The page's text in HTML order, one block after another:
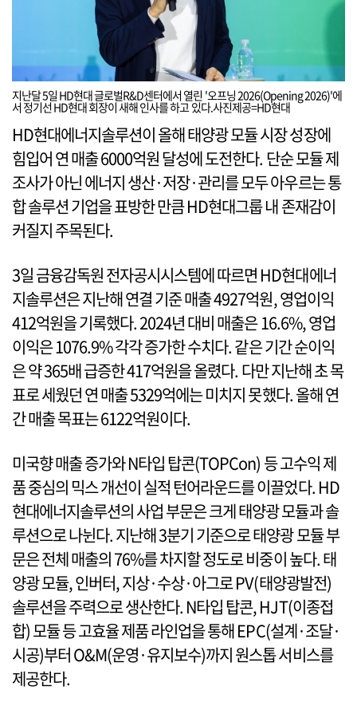
지난달 5일 HD현대 글로벌R&D센터에서 열린 '오프닝 2026(Opening 2026)'에
서 정기선 HD현대 회장이 새해 인사를 하고 있다.사진제공=HD현대
HD현대에너지솔루션이 올해 태양광 모듈 시장 성장에
힘입어 연 매출 6000억원 달성에 도전한다. 단순 모듈 제
조사가 아닌 에너지 생산·저장·관리를 모두 아우르는 통
합 솔루션 기업을 표방한 만큼 HD현대그룹 내 존재감이
커질지 주목된다.
3일 금융감독원 전자공시시스템에 따르면 HD현대에너
지솔루션은 지난해 연결 기준 매출 4927억원, 영업이익
412억원을 기록했다. 2024년 대비 매출은 16.6%, 영업
이익은 1076.9% 각각 증가한 수치다. 같은 기간 순이익
은 약 365배 급증한 417억원을 올렸다. 다만 지난해 초 목
표로 세웠던 연 매출 5329억에는 미치지 못했다. 올해 연
간 매출 목표는 6122억원이다.
미국향 매출 증가와 N타입 탑콘(TOPCon) 등 고수익 제
품 중심의 믹스 개선이 실적 턴어라운드를 이끌었다. HD
현대에너지솔루션의 사업 부문은 크게 태양광 모듈과 솔
루션으로 나뉜다. 지난해 3분기 기준으로 태양광 모듈 부
문은 전체 매출의 76%를 차지할 정도로 비중이 높다. 태
양광 모듈, 인버터, 지상·수상·아그로 PV(태양광발전)
솔루션을 주력으로 생산한다. N타입 탑콘, HJT(이종접
합) 모듈 등 고효율 제품 라인업을 통해 EPC(설계·조달·
시공)부터 O&M(운영·유지보수)까지 원스톱 서비스를
제공한다.